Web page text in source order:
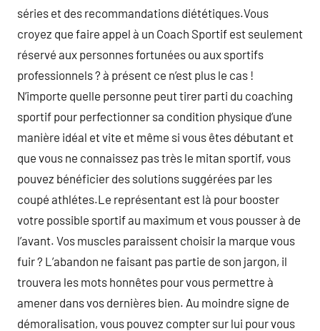
séries et des recommandations diététiques.Vous
croyez que faire appel à un Coach Sportif est seulement
réservé aux personnes fortunées ou aux sportifs
professionnels ? à présent ce n’est plus le cas !
N’importe quelle personne peut tirer parti du coaching
sportif pour perfectionner sa condition physique d’une
manière idéal et vite et même si vous êtes débutant et
que vous ne connaissez pas très le mitan sportif, vous
pouvez bénéficier des solutions suggérées par les
coupé athlétes.Le représentant est là pour booster
votre possible sportif au maximum et vous pousser à de
l’avant. Vos muscles paraissent choisir la marque vous
fuir ? L’abandon ne faisant pas partie de son jargon, il
trouvera les mots honnêtes pour vous permettre à
amener dans vos dernières bien. Au moindre signe de
démoralisation, vous pouvez compter sur lui pour vous